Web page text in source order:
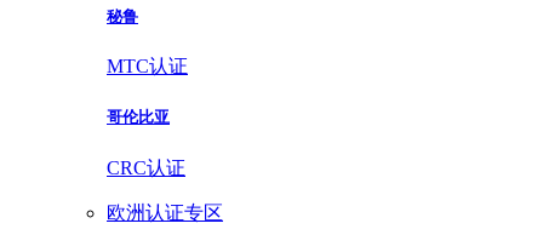
秘鲁
MTC认证
哥伦比亚
CRC认证
欧洲认证专区